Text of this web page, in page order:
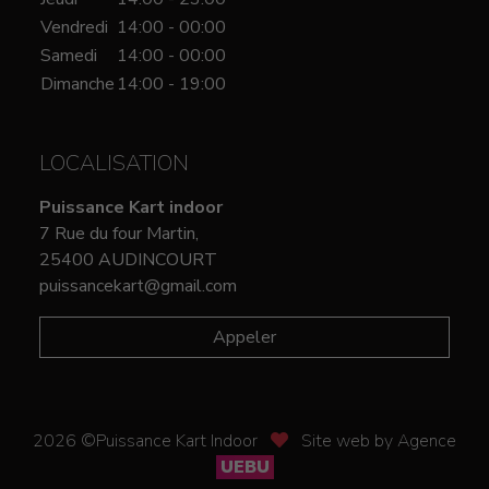
Vendredi 14:00 - 00:00
Samedi
14:00 - 00:00
Dimanche 14:00 - 19:00
LOCALISATION
Puissance Kart indoor
7 Rue du four Martin,
25400 AUDINCOURT
puissancekart@gmail.com
Appeler
2026 ©Puissance Kart Indoor
Site web by Agence
UEBU